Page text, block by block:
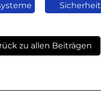
Sicherheit
zu allen Beiträgen